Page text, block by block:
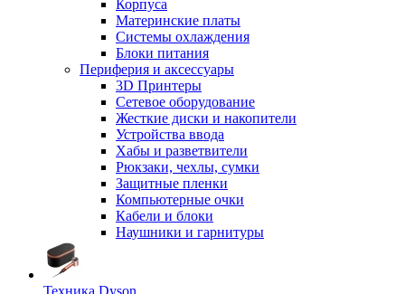
Корпуса
Материнские платы
Системы охлаждения
Блоки питания
Периферия и аксессуары
3D Принтеры
Сетевое оборудование
Жесткие диски и накопители
Устройства ввода
Хабы и разветвители
Рюкзаки, чехлы, сумки
Защитные пленки
Компьютерные очки
Кабели и блоки
Наушники и гарнитуры
Техника Dyson